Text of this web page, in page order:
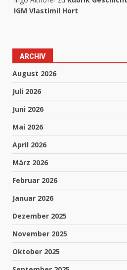
IGM Vlastimil Hort
ARCHIV
August 2026
Juli 2026
Juni 2026
Mai 2026
April 2026
März 2026
Februar 2026
Januar 2026
Dezember 2025
November 2025
Oktober 2025